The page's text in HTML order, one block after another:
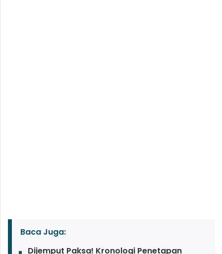
Baca Juga:
Dijemput Paksa! Kronologi Penetapan